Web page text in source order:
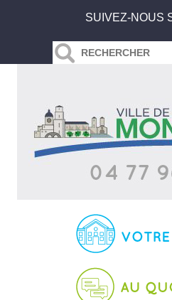
SUIVEZ-NOUS